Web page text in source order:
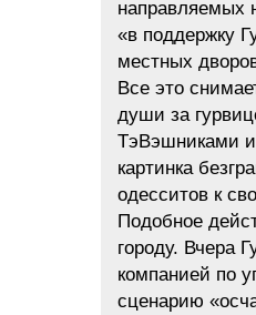
направляемых
«в поддержку
местных
Все это
души за
ТэВэшниками и
картинка
одесситов к
Подобное
городу. Вчера
компанией по
сценарию